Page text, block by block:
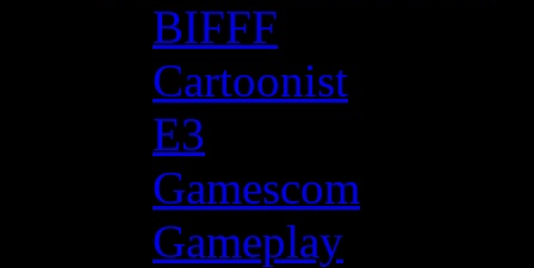
BIFFF
Cartoonist
E3
Gamescom
Gameplay